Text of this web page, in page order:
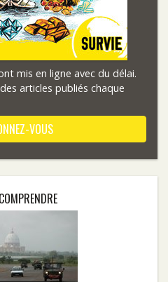
mis en ligne avec du délai.
articles publiés chaque
VOUS